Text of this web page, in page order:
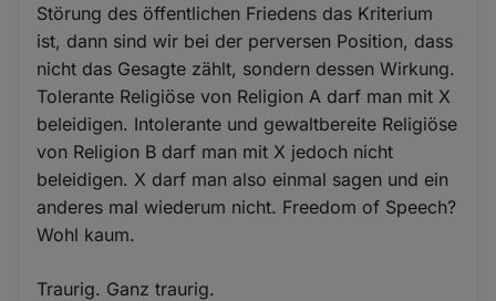
Störung des öffentlichen Friedens das Kriterium
ist, dann sind wir bei der perversen Position, dass
nicht das Gesagte zählt, sondern dessen Wirkung.
Tolerante Religiöse von Religion A darf man mit X
beleidigen. Intolerante und gewaltbereite Religiöse
von Religion B darf man mit X jedoch nicht
beleidigen. X darf man also einmal sagen und ein
anderes mal wiederum nicht. Freedom of Speech?
Wohl kaum.
Traurig. Ganz traurig.